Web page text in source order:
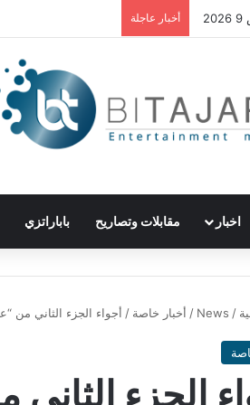
أخبار عاجلة
اخبار مقابلات وتصاريح باباراتزي
/
News
/ أخبار خاصة / أجواء الجزء الثاني من
الجزء